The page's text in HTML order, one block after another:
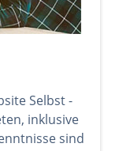
Selbst -
inklusive
sind